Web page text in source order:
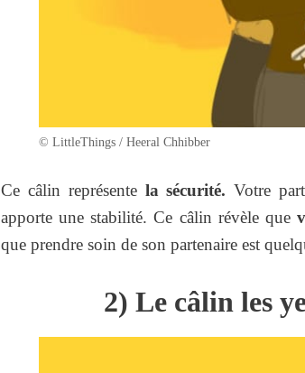
© LittleThings / Heeral Chhibber
Ce câlin représente la sécurité. Votre
apporte une stabilité. Ce câlin révèle que
que prendre soin de son partenaire est
2) Le câlin les